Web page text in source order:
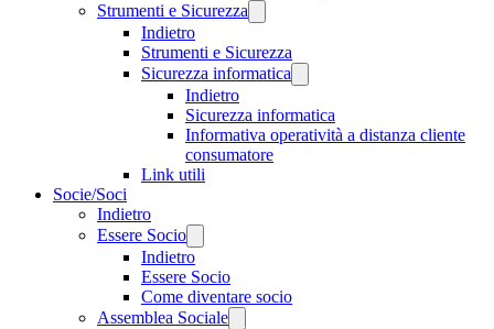
Strumenti e Sicurezza
Indietro
Strumenti e Sicurezza
Sicurezza informatica
Indietro
Sicurezza informatica
Informativa operatività a distanza cliente
consumatore
Link utili
Socie/Soci
Indietro
Essere Socio
Indietro
Essere Socio
Come diventare socio
Assemblea Sociale